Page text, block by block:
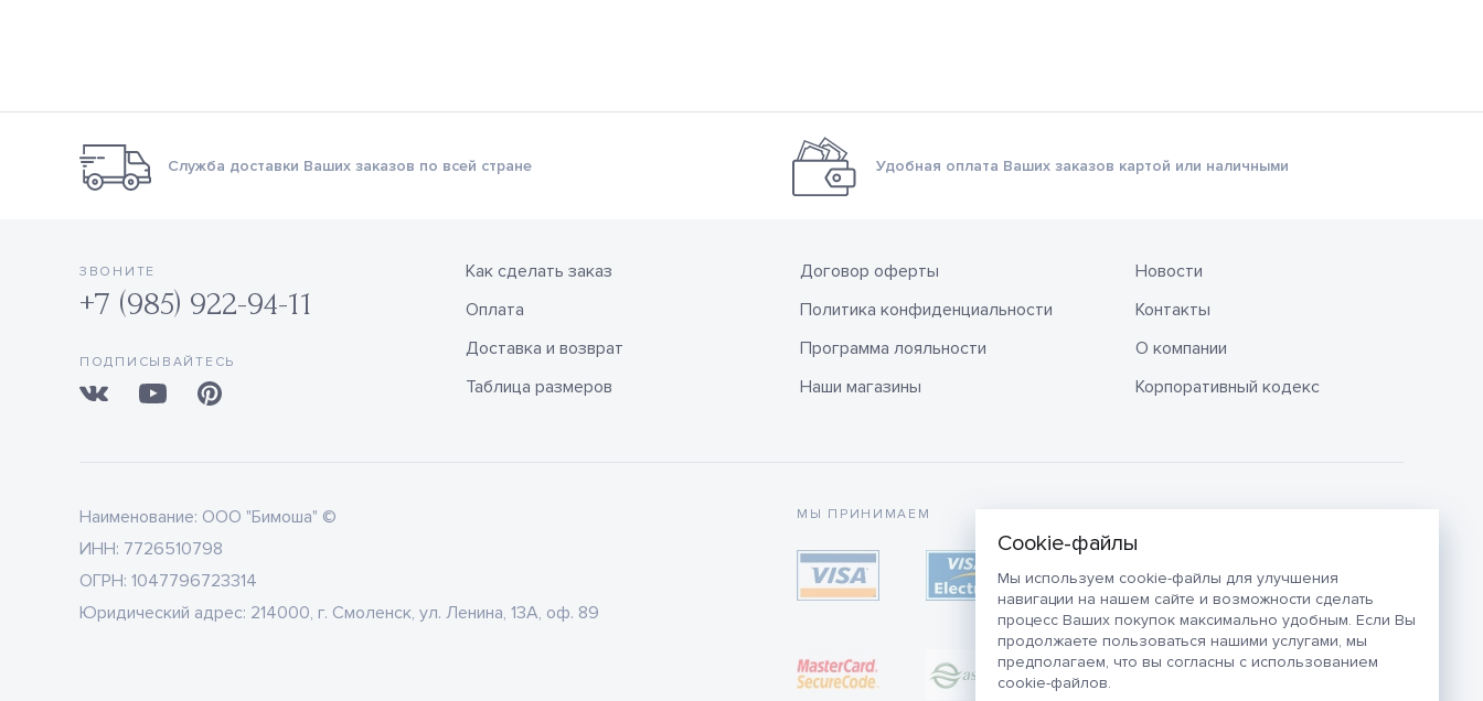
Мы используем cookie-файлы для улучшения
навигации на нашем сайте и возможности сделать
процесс Ваших покупок максимально удобным. Если Вы
продолжаете пользоваться нашими услугами, мы
предполагаем, что вы согласны с использованием
cookie-файлов.
Служба доставки Ваших заказов по всей стране Удобная оплата Ваших заказов картой или наличными
ЗВОНИТЕ
+7 (985) 922-94-11
ПОДПИСЫВАЙТЕСЬ
Как сделать заказ
Оплата
Доставка и возврат
Таблица размеров
Договор оферты
Политика конфиденциальности
Программа лояльности
Наши магазины
Новости
Контакты
О компании
Корпоративный кодекс
Наименование: ООО "Бимоша" ©
ИНН: 7726510798
ОГРН: 1047796723314
Юридический адрес: 214000, г. Смоленск, ул. Ленина, 13А, оф. 89
МЫ ПРИНИМАЕМ